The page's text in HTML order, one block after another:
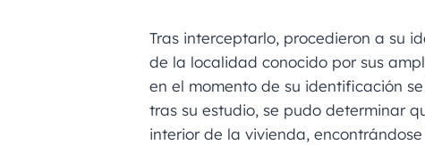
Tras interceptarlo, procedieron a su
de la localidad conocido por sus
en el momento de su identificación
tras su estudio, se pudo determinar
interior de la vivienda,